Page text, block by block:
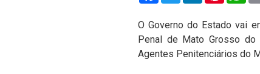
O Governo do Estado vai
Penal de Mato Grosso do
Agentes Penitenciários do